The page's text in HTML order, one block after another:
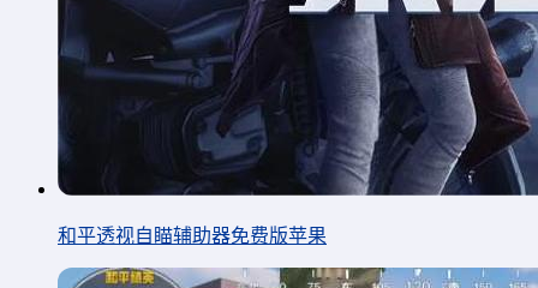
和平透视自瞄辅助器免费版苹果